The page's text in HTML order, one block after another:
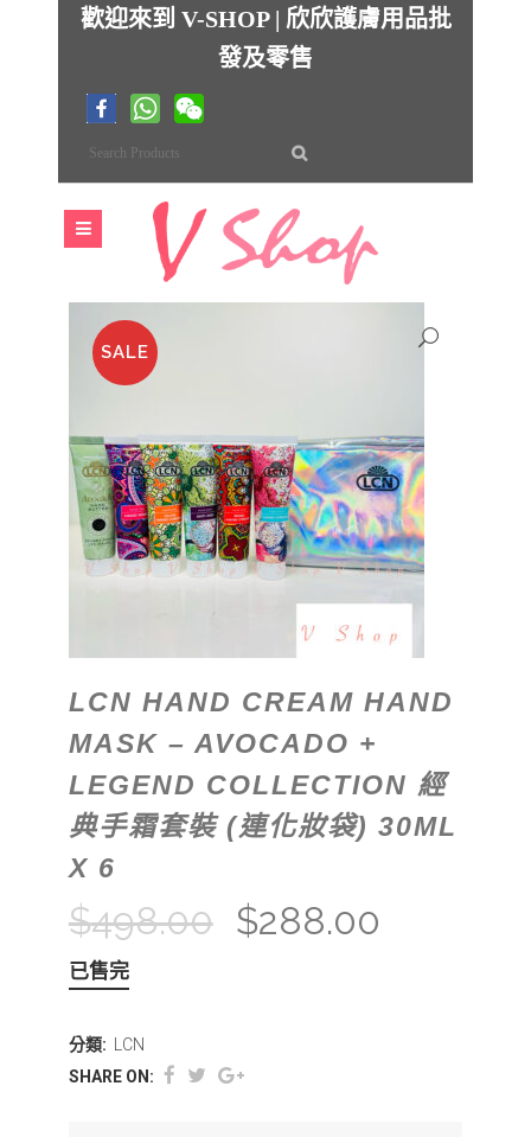
歡迎來到 V-SHOP | 欣欣護膚用品批
發及零售
SALE
LCN HAND CREAM HAND
MASK – AVOCADO +
LEGEND COLLECTION 經
典手霜套裝 (連化妝袋) 30ML
X 6
$498.00 $288.00
已售完
分類:
LCN
SHARE ON: